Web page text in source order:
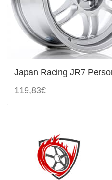
Japan Racing JR7
119,83€